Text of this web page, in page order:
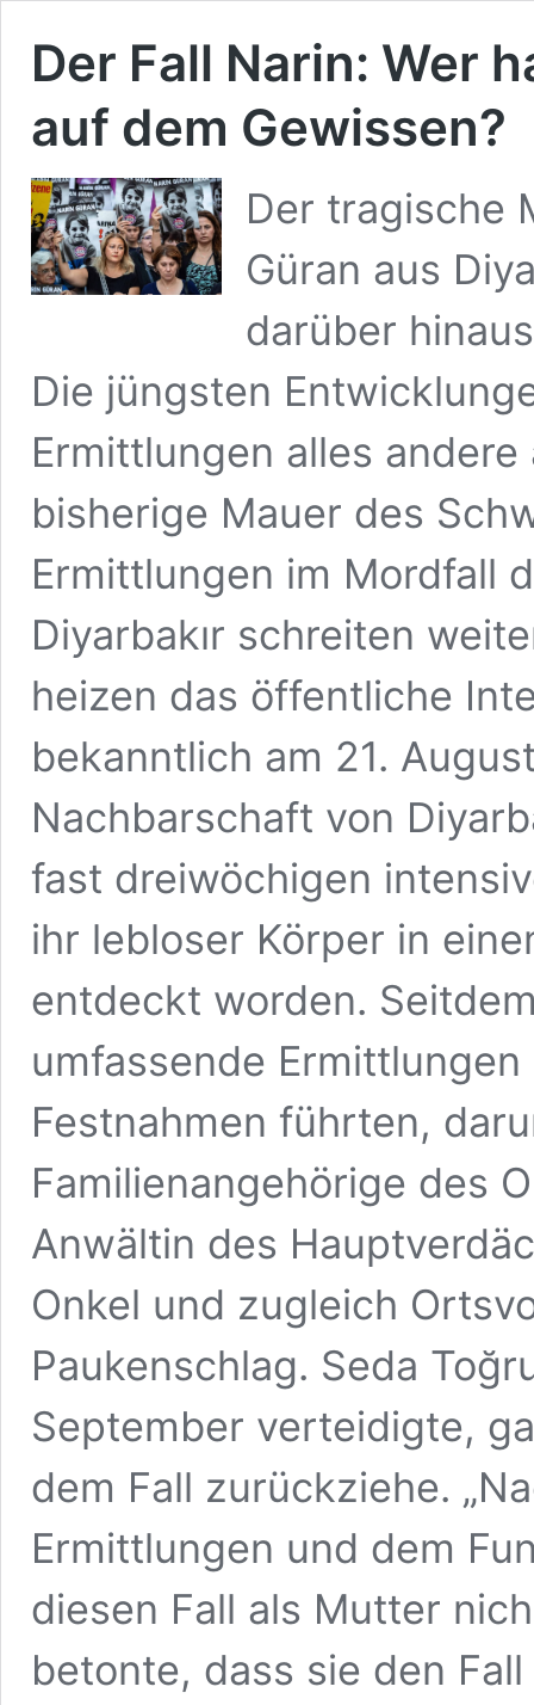
Der Fall Narin: Wer
auf dem Gewissen?
Der tragische
Güran aus
darüber
Die jüngsten
Ermittlungen alles
bisherige Mauer des
Ermittlungen im Mordfall
Diyarbakır schreiten
heizen das öffentliche
bekanntlich am 21.
Nachbarschaft von
fast dreiwöchigen
ihr lebloser Körper in
entdeckt worden.
umfassende
Festnahmen führten,
Familienangehörige des
Anwältin des
Onkel und zugleich
Paukenschlag. Seda
September verteidigte,
dem Fall zurückziehe.
Ermittlungen und dem
diesen Fall als Mutter
betonte, dass sie den